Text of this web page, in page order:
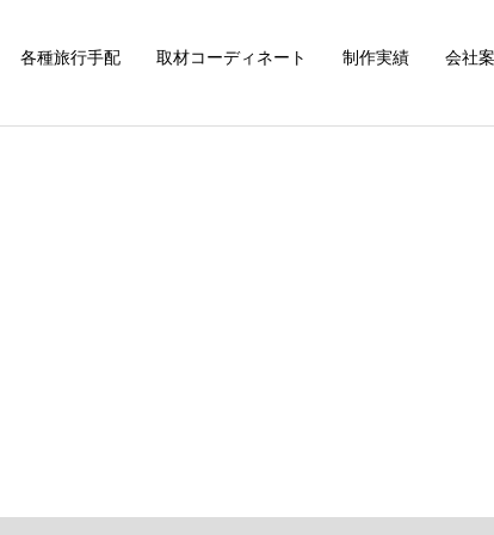
各種旅行手配 取材コーディネート 制作実績 会社